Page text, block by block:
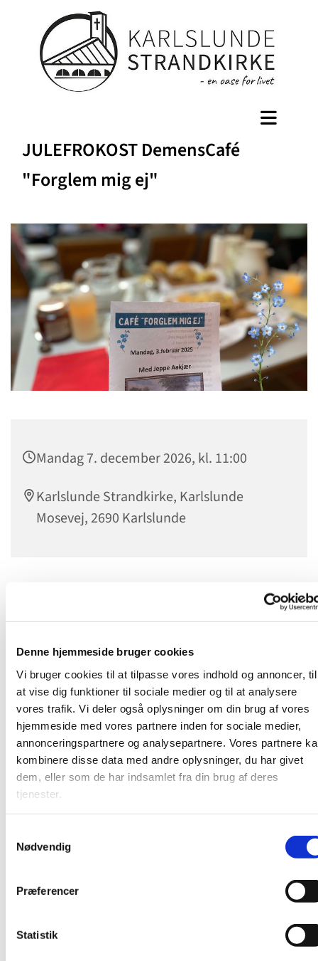
Denne hjemmeside bruger cookies
Vi bruger cookies til at tilpasse vores indhold og annoncer, til
at vise dig funktioner til sociale medier og til at analysere
vores trafik. Vi deler også oplysninger om din brug af vores
hjemmeside med vores partnere inden for sociale medier,
annonceringspartnere og analysepartnere. Vores partnere
kombinere disse data med andre oplysninger, du har givet
dem, eller som de har indsamlet fra din brug af deres
tjenester.
Nødvendig
Præferencer
Statistik
JULEFROKOST DemensCafé
"Forglem mig ej"
Mandag 7. december 2026, kl. 11:00
Karlslunde Strandkirke, Karlslunde
Mosevej, 2690 Karlslunde
Velkommen mandag 2. marts kl. 10.00 til demenscaféen
og
Alzheimerforeningen
og er for demente og deres
pårørende samt for alle, der bekymrer sig om
demenssygdom I caféen ser vi film, synger, spiser en
ostemad
og taler om livet Alle er velkomne.